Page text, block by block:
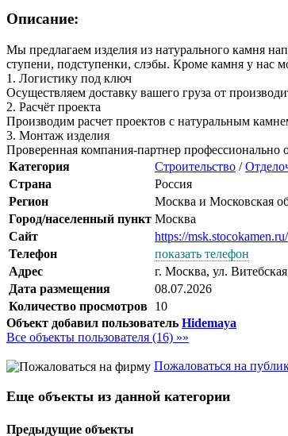
Описание:
Мы предлагаем изделия из натурального камня
ступени, подступенки, слэбы. Кроме камня у нас
1. Логистику под ключ
Осуществляем доставку вашего груза от
2. Расчёт проекта
Производим расчет проектов с натуральным
3. Монтаж изделия
Проверенная компания-партнер
Категория
Строительство /
Страна
Россия
Регион
Москва и Московская
Город/населенный пункт Москва
Сайт
https://msk.stocokamen.ru/
Телефон
показать телефон
Адрес
г. Москва, ул.
Дата размещения
08.07.2026
Количество просмотров 10
Объект добавил пользователь Hidemaya
Все объекты пользователя (16) »»
Пожаловаться на
Еще объекты из данной категории
Предыдущие объекты